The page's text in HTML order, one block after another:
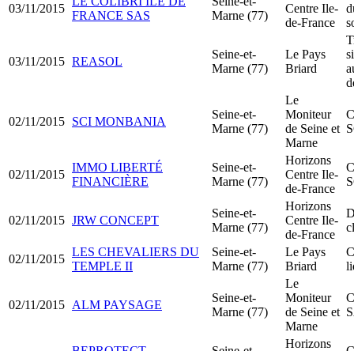
03/11/2015
FRANCE SAS
Marne (77)
Centre Ile-
de-France
03/11/2015 REASOL
Seine-et-
Marne (77)
Le Pays
Briard
02/11/2015 SCI MONBANIA
Seine-et-
Marne (77)
Le
Moniteur
de Seine et
Marne
02/11/2015
IMMO LIBERTÉ
FINANCIÈRE
Seine-et-
Marne (77)
Horizons
Centre Ile-
de-France
02/11/2015 JRW CONCEPT
Seine-et-
Marne (77)
Horizons
Centre Ile-
de-France
02/11/2015
LES CHEVALIERS DU
TEMPLE II
Seine-et-
Marne (77)
Le Pays
Briard
02/11/2015 ALM PAYSAGE
Seine-et-
Marne (77)
Le
Moniteur
de Seine et
Marne
Horizons